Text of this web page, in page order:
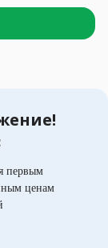
первым
ценам